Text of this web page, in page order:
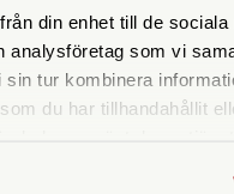
din enhet till de sociala
analysföretag som vi
sin tur kombinera
du har tillhandahållit
snabbplatta